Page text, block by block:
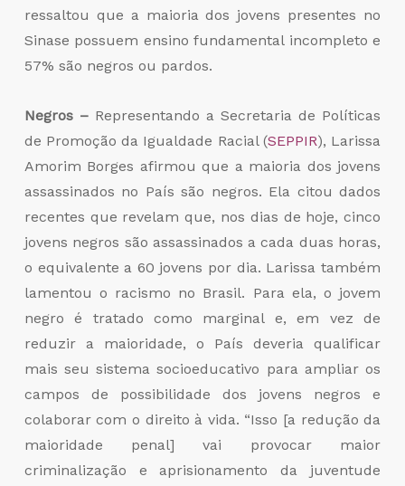
ressaltou que a maioria dos jovens presentes no
Sinase possuem ensino fundamental incompleto e
57% são negros ou pardos.
Negros –Representando a Secretaria de Políticas
de Promoção da Igualdade Racial (SEPPIR), Larissa
Amorim Borges afirmou que a maioria dos jovens
assassinados no País são negros. Ela citou dados
recentes que revelam que, nos dias de hoje, cinco
jovens negros são assassinados a cada duas horas,
o equivalente a 60 jovens por dia. Larissa também
lamentou o racismo no Brasil. Para ela, o jovem
negro é tratado como marginal e, em vez de
reduzir a maioridade, o País deveria qualificar
mais seu sistema socioeducativo para ampliar os
campos de possibilidade dos jovens negros e
colaborar com o direito à vida. “Isso [a redução da
maioridade penal] vai provocar maior
criminalização e aprisionamento da juventude